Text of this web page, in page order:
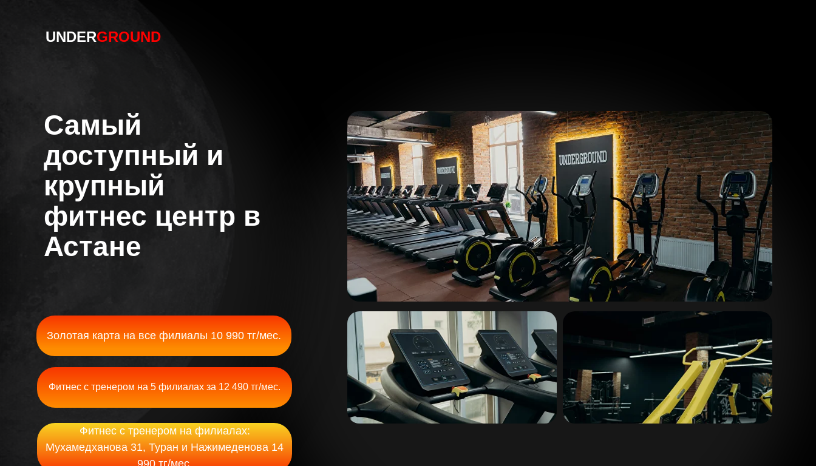
Самый
доступный и
крупный
фитнес центр в
Астане
UNDERGROUND
Золотая карта на все филиалы 10 990 тг/мес.
Фитнес с тренером на филиалах:
Мухамедханова 31, Туран и Нажимеденова 14
990 тг/мес.
Фитнес с тренером на 5 филиалах за 12 490 тг/мес.